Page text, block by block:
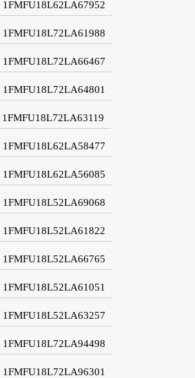
1FMFU18L62LA67952
1FMFU18L72LA61988
1FMFU18L72LA66467
1FMFU18L72LA64801
1FMFU18L72LA63119
1FMFU18L62LA58477
1FMFU18L62LA56085
1FMFU18L52LA69068
1FMFU18L52LA61822
1FMFU18L52LA66765
1FMFU18L52LA61051
1FMFU18L52LA63257
1FMFU18L72LA94498
1FMFU18L72LA96301